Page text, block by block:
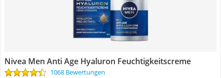
Nivea Men Anti Age Hyaluron Feuchtigkeitscreme
1068 Bewertungen